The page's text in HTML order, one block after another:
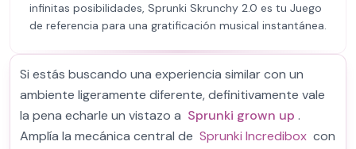
infinitas posibilidades, Sprunki Skrunchy 2.0 es tu Juego
de referencia para una gratificación musical instantánea.
Si estás buscando una experiencia similar con un
ambiente ligeramente diferente, definitivamente vale
la pena echarle un vistazo a Sprunki grown up .
Amplía la mecánica central de Sprunki Incredibox con